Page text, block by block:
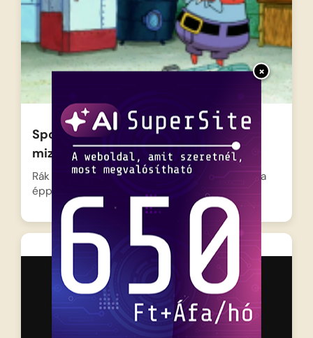
×
Spongyabob Kockanadrág – Penny
mizéria
Rák úr, a Rozsdás Rákolló pénzéhes tulajdonosa
éppen az üzlet…